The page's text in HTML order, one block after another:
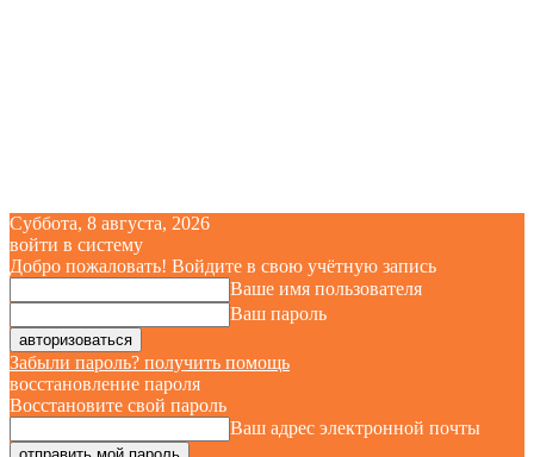
Суббота, 8 августа, 2026
войти в систему
Добро пожаловать! Войдите в свою учётную запись
Ваше имя пользователя
Ваш пароль
Забыли пароль? получить помощь
восстановление пароля
Восстановите свой пароль
Ваш адрес электронной почты